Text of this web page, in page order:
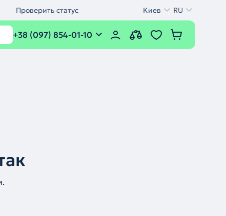
Проверить статус Киев RU
+38 (097) 854-01-10